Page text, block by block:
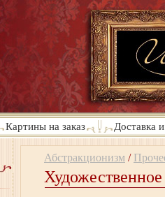
Картины на заказ Доставка
Абстракционизм /